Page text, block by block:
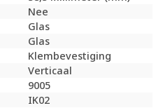
Nee
Glas
Glas
Klembevestiging
Verticaal
9005
IK02